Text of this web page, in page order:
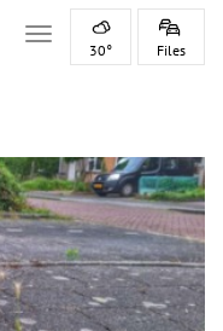
Toggle navigation
30° Files